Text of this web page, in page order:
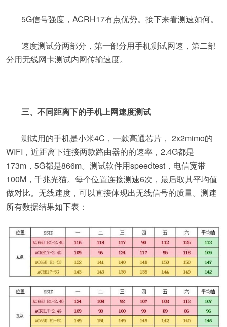
5G信号强度，ACRH17有点优势。接下来看测速如何。
速度测试分两部分，第一部分用手机测试网速，第二部
分用无线网卡测试内网传输速度。
三、不同距离下的手机上网速度测试
测试用的手机是小米4C，一款高通芯片， 2x2mimo的
WIFI，近距离下连接两款路由器的的速率，2.4G都是
173m，5G都是866m。测试软件用speedtest，电信宽带
100M，千兆光猫。每个位置连接测速6次，最后取其平均值
做对比。无线速度，可以直接体现出无线信号的质量。测速
所有数据结果如下表：